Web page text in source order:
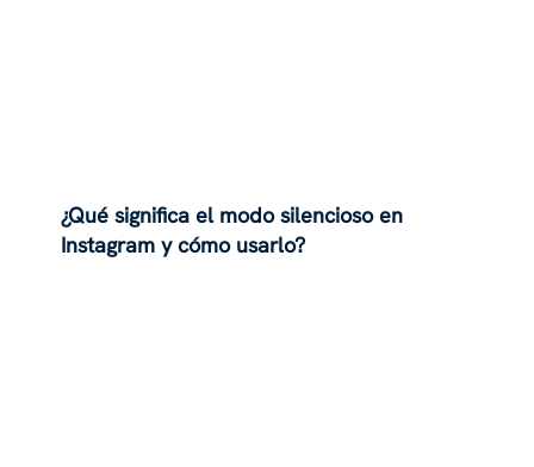
¿Qué significa el modo silencioso en
Instagram y cómo usarlo?